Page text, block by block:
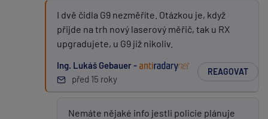
I dvě čidla G9 nezměříte. Otázkou je, když
přijde na trh nový laserový měřič, tak u RX
upgradujete, u G9 již nikoliv.
Ing. Lukáš Gebauer -
před 15 roky
REAGOVAT
Nemáte nějaké info jestli policie plánuje